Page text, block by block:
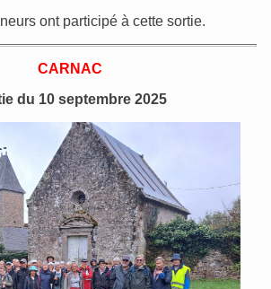
ont participé à cette sortie.
CARNAC
du 10 septembre 2025